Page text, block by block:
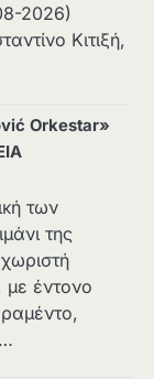
2026)
Κιτιξή,
Orkestar»
των
της
με έντονο